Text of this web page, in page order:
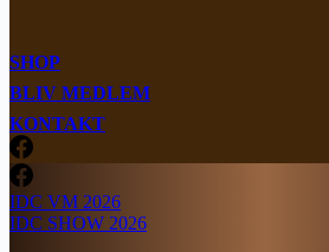
SHOP
BLIV MEDLEM
KONTAKT
IDC VM 2026
IDC SHOW 2026